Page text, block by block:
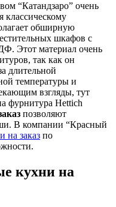
“Катандзаро” очень
классическому
обширную
шкафов с
Этот материал очень
так как он
длительной
температуры и
взгляды, тут
фурнитура Hettich
позволяют
В компании “Красный
на заказ по
кухни на